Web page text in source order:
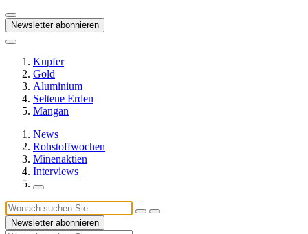
Newsletter abonnieren
Kupfer
Gold
Aluminium
Seltene Erden
Mangan
News
Rohstoffwochen
Minenaktien
Interviews
Newsletter abonnieren